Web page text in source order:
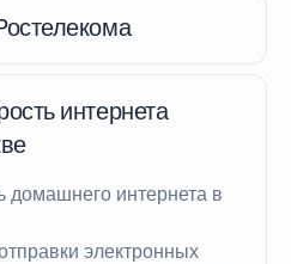
интернета
домашнего интернета в
электронных